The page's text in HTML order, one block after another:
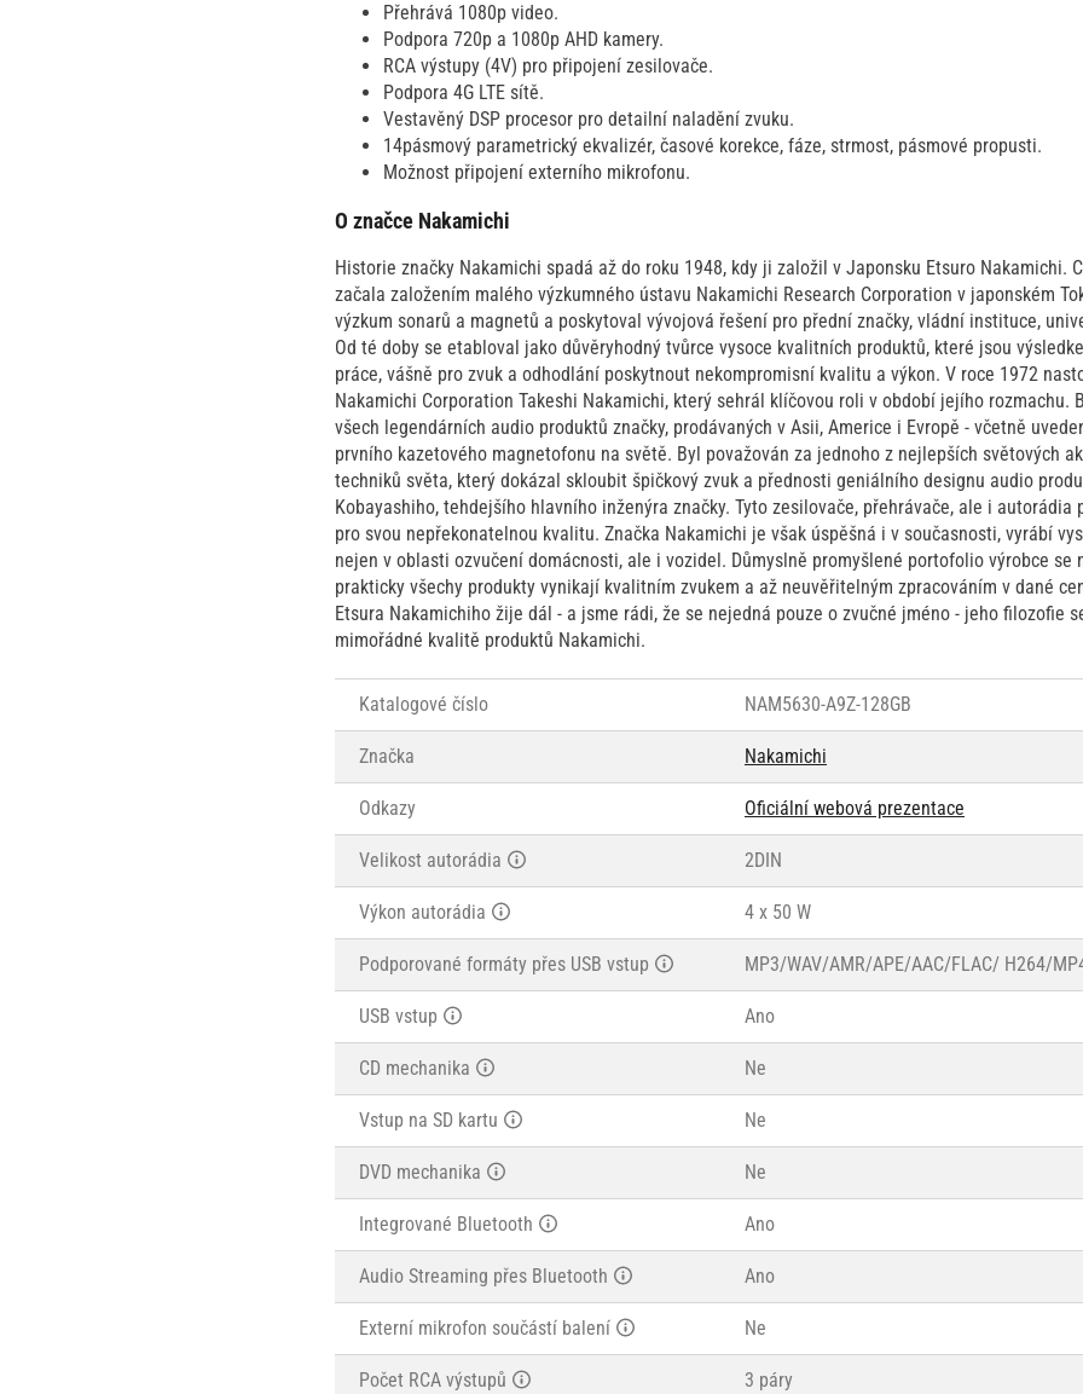
Přehrává 1080p video.
Podpora 720p a 1080p AHD kamery.
RCA výstupy (4V) pro připojení zesilovače.
Podpora 4G LTE sítě.
Vestavěný DSP procesor pro detailní naladění zvuku.
14pásmový parametrický ekvalizér, časové korekce, fáze, strmost, pásmové propusti.
Možnost připojení externího mikrofonu.
O značce Nakamichi
Historie značky Nakamichi spadá až do roku 1948, kdy ji založil v Japonsku Etsuro Nakamichi.
začala založením malého výzkumného ústavu Nakamichi Research Corporation v japonském
výzkum sonarů a magnetů a poskytoval vývojová řešení pro přední značky, vládní instituce,
Od té doby se etabloval jako důvěryhodný tvůrce vysoce kvalitních produktů, které jsou
práce, vášně pro zvuk a odhodlání poskytnout nekompromisní kvalitu a výkon. V roce 1972
Nakamichi Corporation Takeshi Nakamichi, který sehrál klíčovou roli v období jejího rozmachu.
všech legendárních audio produktů značky, prodávaných v Asii, Americe i Evropě - včetně
prvního kazetového magnetofonu na světě. Byl považován za jednoho z nejlepších světových
techniků světa, který dokázal skloubit špičkový zvuk a přednosti geniálního designu audio
Kobayashiho, tehdejšího hlavního inženýra značky. Tyto zesilovače, přehrávače, ale i autorádia
pro svou nepřekonatelnou kvalitu. Značka Nakamichi je však úspěšná i v současnosti, vyrábí
nejen v oblasti ozvučení domácnosti, ale i vozidel. Důmyslně promyšlené portofolio výrobce se
prakticky všechy produkty vynikají kvalitním zvukem a až neuvěřitelným zpracováním v dané
Etsura Nakamichiho žije dál - a jsme rádi, že se nejedná pouze o zvučné jméno - jeho filozofie
mimořádné kvalitě produktů Nakamichi.
Katalogové číslo NAM5630-A9Z-128GB
Značka Nakamichi
Odkazy Oficiální webová prezentace
Velikost autorádia 2DIN
Výkon autorádia 4 x 50 W
Podporované formáty přes USB vstup MP3/WAV/AMR/APE/AAC/FLAC/ H264/
USB vstup Ano
CD mechanika Ne
Vstup na SD kartu Ne
DVD mechanika Ne
Integrované Bluetooth Ano
Audio Streaming přes Bluetooth Ano
Externí mikrofon součástí balení Ne
Počet RCA výstupů 3 páry